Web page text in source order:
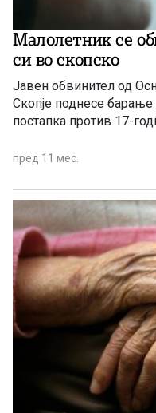
Малолетник се
си во скопско
Јавен обвинител од
Скопје поднесе
постапка против 17-
пред 11 мес.